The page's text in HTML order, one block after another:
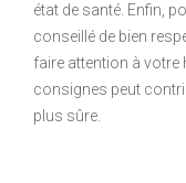
état de santé. Enfin,
conseillé de bien
faire attention à votre
consignes peut
plus sûre.